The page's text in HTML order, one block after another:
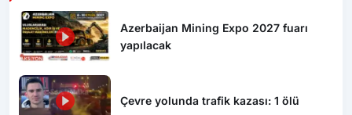
Azerbaijan Mining Expo 2027 fuarı
yapılacak
Çevre yolunda trafik kazası: 1 ölü